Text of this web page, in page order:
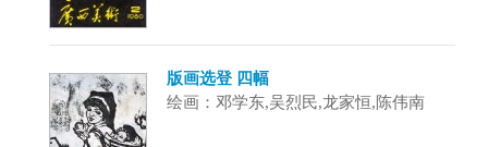
版画选登 四幅
绘画：邓学东,吴烈民,龙家恒,陈伟南